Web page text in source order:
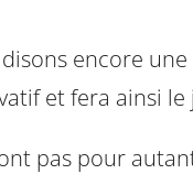
encore
et fera ainsi le
pas pour